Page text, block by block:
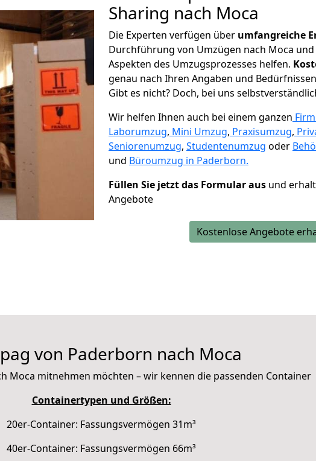
Sharing nach Moca
Die Experten verfügen über umfangreiche
Durchführung von Umzügen nach Moca
Aspekten des Umzugsprozesses helfen. K
genau nach Ihren Angaben und
Gibt es nicht? Doch, bei uns
Wir helfen Ihnen auch bei einem ganzen
Laborumzug, Mini Umzug, Praxisumzug,
Seniorenumzug, Studentenumzug oder
und Büroumzug in Paderborn.
Füllen Sie jetzt das Formular aus und
Angebote
Kostenlose Angebote
von Paderborn nach Moca
Moca mitnehmen möchten – wir kennen die passenden Container
Containertypen und Größen:
20er-Container: Fassungsvermögen 31m³
40er-Container: Fassungsvermögen 66m³